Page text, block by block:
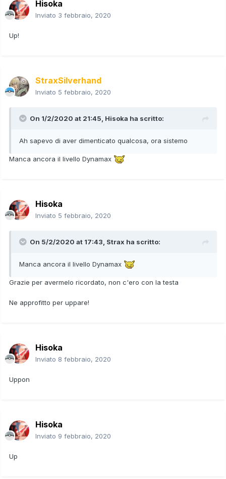
Hisoka
Inviato 3 febbraio, 2020
Up!
StraxSilverhand
Inviato 5 febbraio, 2020
On 1/2/2020 at 21:45, Hisoka ha scritto:
Ah sapevo di aver dimenticato qualcosa, ora sistemo
Manca ancora il livello Dynamax
Hisoka
Inviato 5 febbraio, 2020
On 5/2/2020 at 17:43, Strax ha scritto:
Manca ancora il livello Dynamax
Grazie per avermelo ricordato, non c'ero con la testa
Ne approfitto per uppare!
Hisoka
Inviato 8 febbraio, 2020
Uppon
Hisoka
Inviato 9 febbraio, 2020
Up